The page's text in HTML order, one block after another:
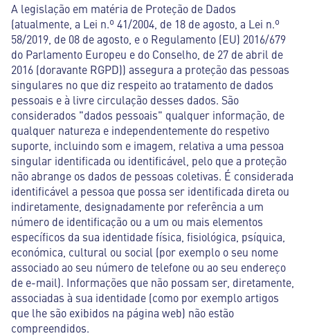
A legislação em matéria de Proteção de Dados
(atualmente, a Lei n.º 41/2004, de 18 de agosto, a Lei n.º
58/2019, de 08 de agosto, e o Regulamento (EU) 2016/679
do Parlamento Europeu e do Conselho, de 27 de abril de
2016 (doravante RGPD)) assegura a proteção das pessoas
singulares no que diz respeito ao tratamento de dados
pessoais e à livre circulação desses dados. São
considerados "dados pessoais" qualquer informação, de
qualquer natureza e independentemente do respetivo
suporte, incluindo som e imagem, relativa a uma pessoa
singular identificada ou identificável, pelo que a proteção
não abrange os dados de pessoas coletivas. É considerada
identificável a pessoa que possa ser identificada direta ou
indiretamente, designadamente por referência a um
número de identificação ou a um ou mais elementos
específicos da sua identidade física, fisiológica, psíquica,
económica, cultural ou social (por exemplo o seu nome
associado ao seu número de telefone ou ao seu endereço
de e-mail). Informações que não possam ser, diretamente,
associadas à sua identidade (como por exemplo artigos
que lhe são exibidos na página web) não estão
compreendidos.